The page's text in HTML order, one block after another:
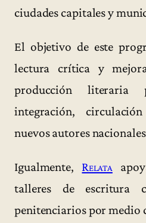
ciudades capitales y
El objetivo de este
lectura crítica y
producción
integración,
nuevos autores
Igualmente, Relata
talleres de escritura
penitenciarios por medio